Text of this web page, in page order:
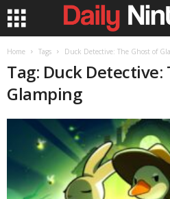
Home Tags Duck Detective: The Ghost of
Tag: Duck Detective:
Glamping